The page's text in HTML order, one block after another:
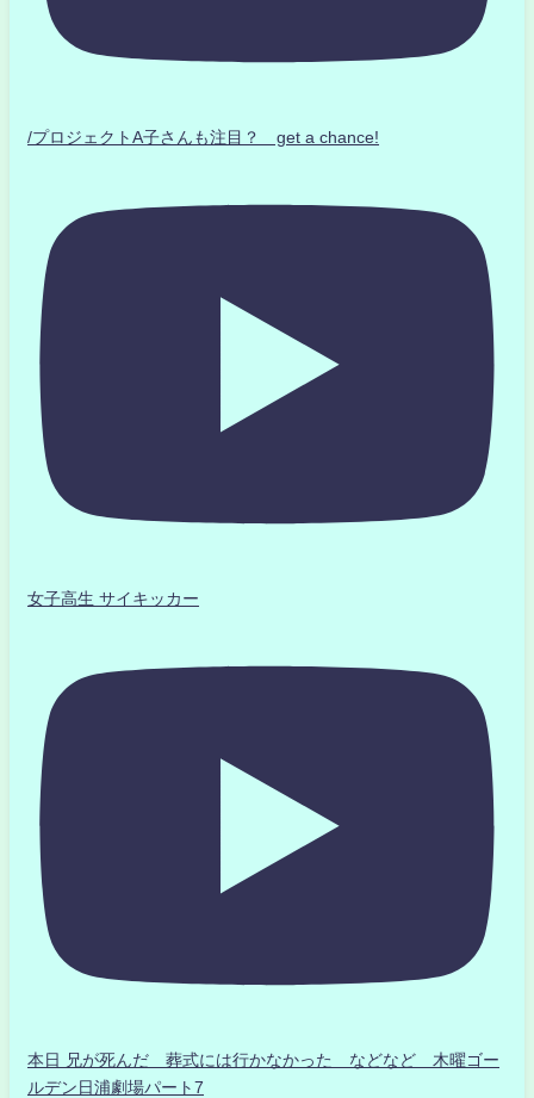
/プロジェクトA子さんも注目？ get a chance!
女子高生 サイキッカー
本日 兄が死んだ 葬式には行かなかった などなど 木曜ゴー
ルデン日浦劇場パート7